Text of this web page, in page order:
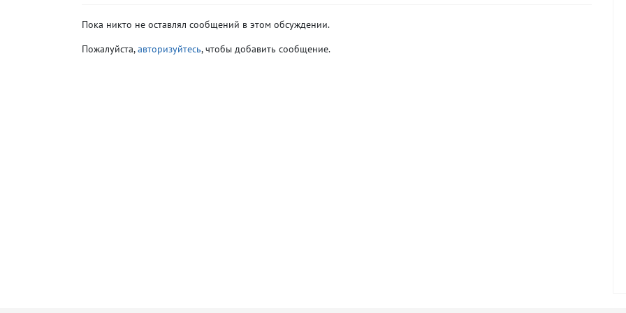
Пока никто не оставлял сообщений в этом обсуждении.
Пожалуйста,авторизуйтесь, чтобы добавить сообщение.